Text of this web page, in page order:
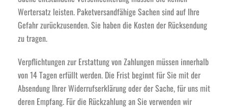
Wertersatz leisten. Paketversandfähige Sachen sind auf Ihre
Gefahr zurückzusenden. Sie haben die Kosten der Rücksendung
zu tragen.
Verpflichtungen zur Erstattung von Zahlungen müssen innerhalb
von 14 Tagen erfüllt werden. Die Frist beginnt für Sie mit der
Absendung Ihrer Widerrufserklärung oder der Sache, für uns mit
deren Empfang. Für die Rückzahlung an Sie verwenden wir